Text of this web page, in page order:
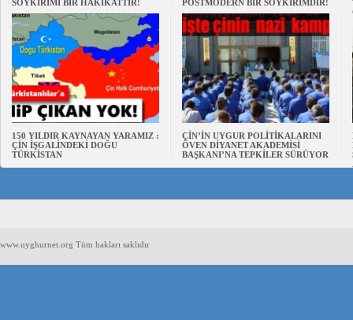
SOYKIRIMI BİR HAKİKATTIR!
POSTMODERN BİR SOYKIRIMDIR!
150 YILDIR KAYNAYAN YARAMIZ :
ÇİN İŞGALİNDEKİ DOĞU
TÜRKİSTAN
ÇİN’İN UYGUR POLİTİKALARINI
ÖVEN DİYANET AKADEMİSİ
BAŞKANI’NA TEPKİLER SÜRÜYOR
www.uyghurnet.org Tüm hakları saklıdır